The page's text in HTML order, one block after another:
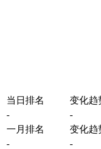
当日排名 变化趋
-
-
一月排名
变化趋
-
-